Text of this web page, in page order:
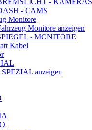
- CAMS
Monitore
Monitore anzeigen
- MONITORE
Kabel
anzeigen